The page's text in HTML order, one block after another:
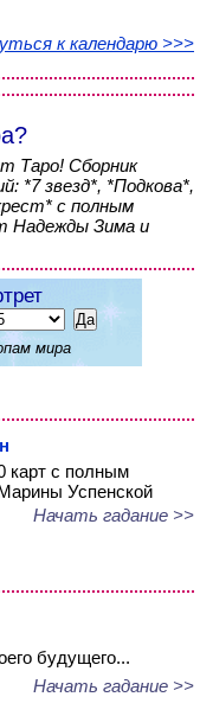
к календарю >>>
Таро! Сборник
*7 звезд*, *Подкова*,
с полным
Надежды Зима и
мира
карт с полным
Успенской
Начать гадание >>
будущего...
Начать гадание >>